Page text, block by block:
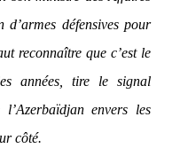
d’armes défensives pour
reconnaître que c’est le
années, tire le signal
envers les
côté.